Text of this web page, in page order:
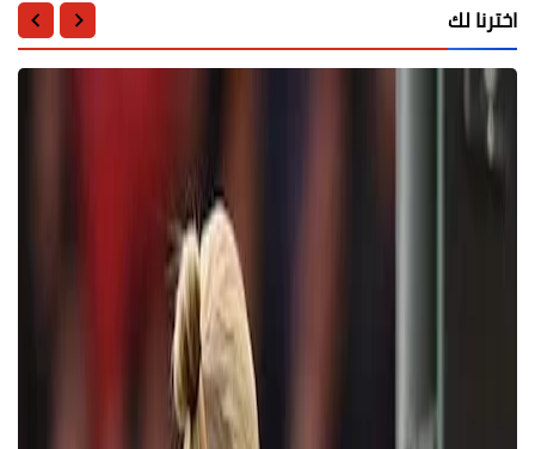
اخترنا لك